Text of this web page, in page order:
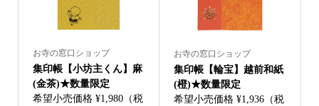
お寺の窓口ショップ
集印帳【小坊主くん】麻
(金茶)★数量限定
希望小売価格 ¥1,980（税
お寺の窓口ショップ
集印帳【輪宝】越前和紙
(橙)★数量限定
希望小売価格 ¥1,936（税